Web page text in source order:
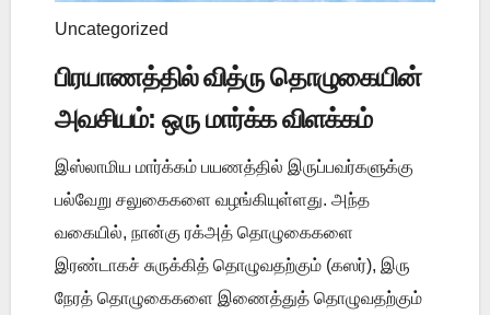
Uncategorized
பிரயாணத்தில் வித்ரு தொழுகையின்
அவசியம்: ஒரு மார்க்க விளக்கம்
இஸ்லாமிய மார்க்கம் பயணத்தில் இருப்பவர்களுக்கு
பல்வேறு சலுகைகளை வழங்கியுள்ளது. அந்த
வகையில், நான்கு ரக்அத் தொழுகைகளை
இரண்டாகச் சுருக்கித் தொழுவதற்கும் (கஸர்), இரு
நேரத் தொழுகைகளை இணைத்துத் தொழுவதற்கும்